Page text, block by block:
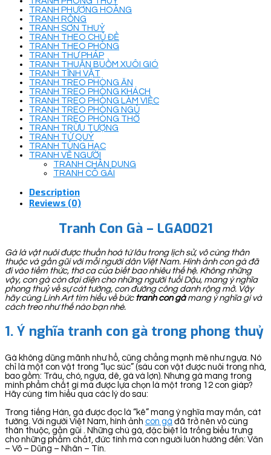
TRANH PHƯỢNG HOÀNG
TRANH RỒNG
TRANH SƠN THUỶ
TRANH THEO CHỦ ĐỀ
TRANH THEO PHÒNG
TRANH THƯ PHÁP
TRANH THUẬN BUỒM XUÔI GIÓ
TRANH TĨNH VẬT
TRANH TREO PHÒNG ĂN
TRANH TREO PHÒNG KHÁCH
TRANH TREO PHÒNG LÀM VIỆC
TRANH TREO PHÒNG NGỦ
TRANH TREO PHÒNG THỜ
TRANH TRỪU TƯỢNG
TRANH TỨ QUÝ
TRANH TÙNG HẠC
TRANH VẼ NGƯỜI
TRANH CHÂN DUNG
TRANH CÔ GÁI
Description
Reviews (0)
Tranh Con Gà – LGA0021
Gà là vật nuôi được thuần hoá từ lâu trong lịch sử, vô cùng thân
thuộc và gần gũi với mỗi người dân Việt Nam. Hình ảnh con gà đã
đi vào tiềm thức, thơ ca của biết bao nhiêu thế hệ. Không những
vậy, con gà còn đại diện cho những người tuổi Dậu, mang ý nghĩa
phong thuỷ về sự cát tường, con đường công danh rộng mở. Vậy
hãy cùng Linh Art tìm hiểu về bức tranh con gàmang ý nghĩa gì và
cách treo như thế nào bạn nhé.
1. Ý nghĩa tranh con gà trong phong thuỷ
Gà không dũng mãnh như hổ, cũng chẳng mạnh mẽ như ngựa. Nó
chỉ là một con vật trong “lục súc” (sáu con vật được nuôi trong nhà,
bao gồm: Trâu, chó, ngựa, dê, gà và lợn). Nhưng gà mang trong
mình phẩm chất gì mà được lựa chọn là một trong 12 con giáp?
Hãy cùng tìm hiểu qua các lý do sau:
Trong tiếng Hán, gà được đọc là “kê” mang ý nghĩa may mắn, cát
tường. Với người Việt Nam, hình ảnh con gà đã trở nên vô cùng
thân thuộc, gần gũi . Những chú gà, đặc biệt là trống biểu trưng
cho những phẩm chất, đức tính mà con người luôn hướng đến: Văn
– Võ – Dũng – Nhân – Tín.